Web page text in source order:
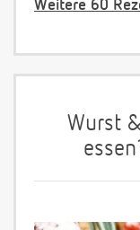
Weitere 60
Wurst